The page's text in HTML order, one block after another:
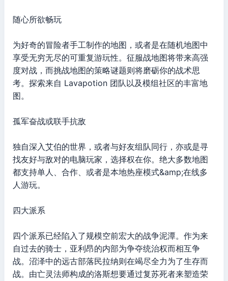
随心所欲畅玩
为好奇的冒险者手工制作的地图，或者是在随机地图中
享受无穷无尽的可重复游玩性。征服战地图将带来高强
度对战，而挑战地图的策略谜题则将磨砺你的战术思
考。探索来自 Lavapotion 团队以及模组社区的丰富地
图。
孤军奋战或联手抗敌
独自深入艾伯的世界，或者与好友组队同行，亦或是寻
找友好与敌对的电脑玩家，选择权在你。绝大多数地图
都支持单人、合作、或者是本地热座模式&amp;在线多
人游玩。
四大派系
四个派系已经陷入了规模空前宏大的战争泥潭。作为来
自过去的骑士，亚利昂的内部为争夺统治权而相互争
战。沼泽中的远古部落民拉纳则在竭尽全力为了生存而
战。由亡灵法师构成的洛斯想要通过复苏死者来塑造荣